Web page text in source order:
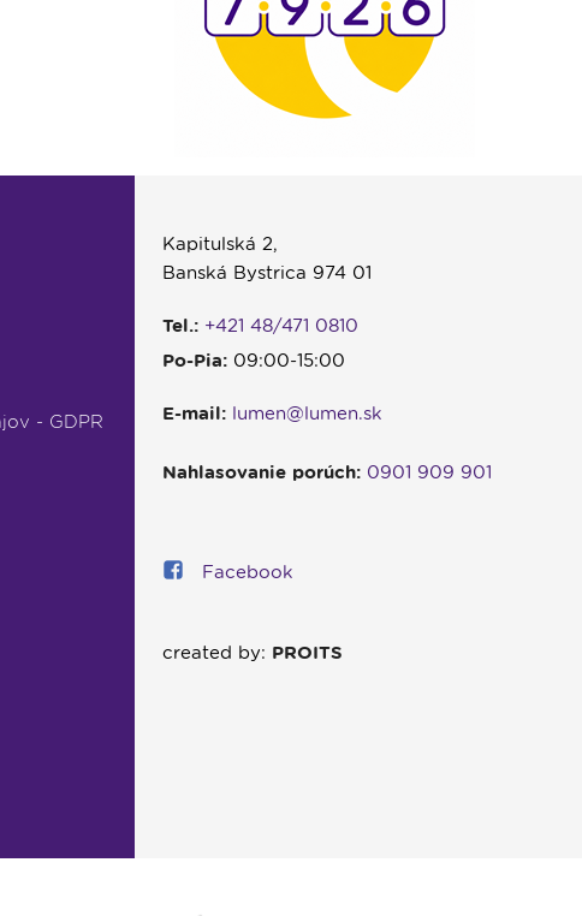
- GDPR
Kapitulská 2,
Banská Bystrica 974 01
Tel.: +421 48/471 0810
Po-Pia:09:00-15:00
E-mail: lumen@lumen.sk
Nahlasovanie porúch: 0901 909 901
Facebook
created by: PROITS